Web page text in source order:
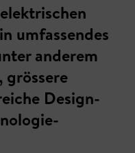
umfassendes
anderem
grössere
Design-